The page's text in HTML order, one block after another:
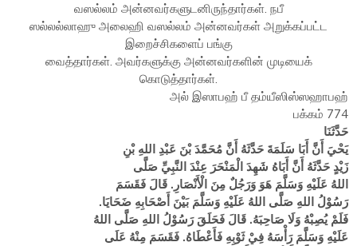
வஸல்லம் அன்னவர்களுடனிருந்தார்கள். நபீ
ஸல்லல்லாஹு அலைஹி வஸல்லம் அன்னவர்கள் அறுக்கப்பட்ட
இறைச்சிகளைப் பங்கு
வைத்தார்கள். அவர்களுக்கு அன்னவர்களின் முடியைக்
கொடுத்தார்கள்.
அல் இஸாபஹ் பீ தம்யீஸிஸ்ஸஹாபஹ்
பக்கம் 774
حَدَّثَنَا
يَحْيَ أَنَّ أَبَا سَلَمَةَ حَدَّثَهُ أَنَّ مُحَمَّدَ بْنَ عَبْدِ اللهِ بْنِ
زَيْدٍ حَدَّثَهُ أَنَّ أَبَاهُ شَهِدَ الْمَنْحَرَ عِنْدَ النَّبِيِّ صَلَّى
اللهُ عَلَيْهِ وَسَلَّمَ هَوَ وَرَجُلٌ مِنَ الْأَنْصَارِ. قَالَ فَقَسَمَ
رَسُوْلُ اللهِ صَلَّى اللهُ عَلَيْهِ وَسَلَّمَ بَيْنَ أَصْحَابِهِ ضَحَايَا.
فَلَمْ يُصِبْهُ وَلَا صَاحِبَهُ. قَالَ فَحَلَقَ رَسُوْلُ اللهِ صَلَّى اللهُ
عَلَيْهِ وَسَلَّمَ رَأْسَهُ فِيْ ثَوْبِهِ فَأَعْطَاهُ. فَقَسَمَ مِنْهُ عَلَى